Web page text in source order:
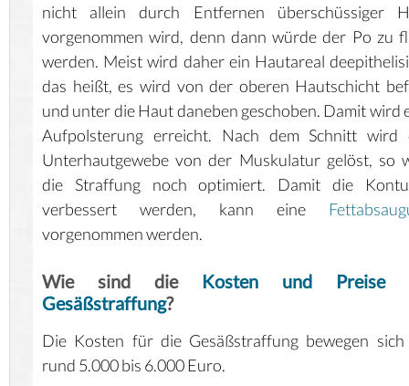
nicht allein durch Entfernen überschüssiger
vorgenommen wird, denn dann würde der Po zu
werden. Meist wird daher ein Hautareal
das heißt, es wird von der oberen Hautschicht
und unter die Haut daneben geschoben. Damit wird
Aufpolsterung erreicht. Nach dem Schnitt wird
Unterhautgewebe von der Muskulatur gelöst, so
die Straffung noch optimiert. Damit die
verbessert werden, kann eine
vorgenommen werden.
Wie sind die Kosten und Preise
Gesäßstraffung?
Die Kosten für die Gesäßstraffung bewegen
rund 5.000 bis 6.000 Euro.